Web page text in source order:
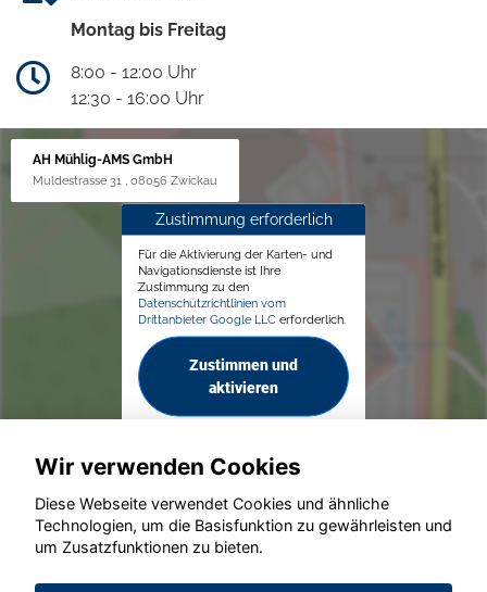
Montag bis Freitag
8:00 - 12:00 Uhr
12:30 - 16:00 Uhr
AH Mühlig-AMS GmbH
Muldestrasse 31 , 08056 Zwickau
Zustimmung erforderlich
Für die Aktivierung der Karten- und
Navigationsdienste ist Ihre
Zustimmung zu den
Datenschutzrichtlinien vom
Drittanbieter Google LLC erforderlich.
Zustimmen und
aktivieren
© konjunkturmotor.de GmbH 2020 - 2026
Wir verwenden Cookies
Diese Webseite verwendet Cookies und ähnliche
Technologien, um die Basisfunktion zu gewährleisten und
um Zusatzfunktionen zu bieten.